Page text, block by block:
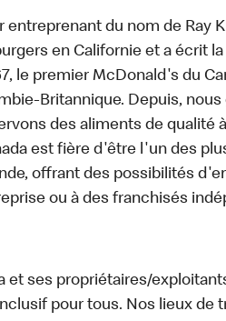
entreprenant du nom de Ray
en Californie et a écrit
le premier McDonald's du
Britannique. Depuis,
des aliments de qualité
est fière d'être l'un des
offrant des possibilités
ou à des franchisés
et ses propriétaires/
pour tous. Nos lieux de